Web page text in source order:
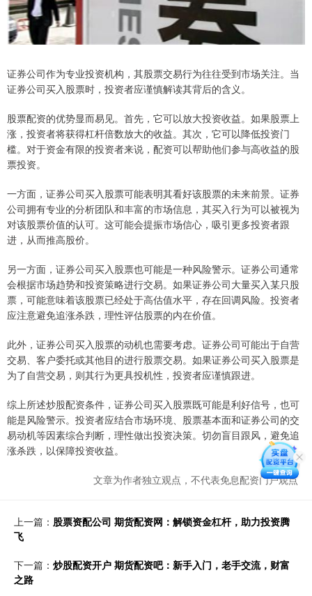
证券公司作为专业投资机构，其股票交易行为往往受到市场关注。当
证券公司买入股票时，投资者应谨慎解读其背后的含义。
股票配资的优势显而易见。首先，它可以放大投资收益。如果股票上
涨，投资者将获得杠杆倍数放大的收益。其次，它可以降低投资门
槛。对于资金有限的投资者来说，配资可以帮助他们参与高收益的股
票投资。
一方面，证券公司买入股票可能表明其看好该股票的未来前景。证券
公司拥有专业的分析团队和丰富的市场信息，其买入行为可以被视为
对该股票价值的认可。这可能会提振市场信心，吸引更多投资者跟
进，从而推高股价。
另一方面，证券公司买入股票也可能是一种风险警示。证券公司通常
会根据市场趋势和投资策略进行交易。如果证券公司大量买入某只股
票，可能意味着该股票已经处于高估值水平，存在回调风险。投资者
应注意避免追涨杀跌，理性评估股票的内在价值。
此外，证券公司买入股票的动机也需要考虑。证券公司可能出于自营
交易、客户委托或其他目的进行股票交易。如果证券公司买入股票是
为了自营交易，则其行为更具投机性，投资者应谨慎跟进。
综上所述炒股配资条件，证券公司买入股票既可能是利好信号，也可
能是风险警示。投资者应结合市场环境、股票基本面和证券公司的交
易动机等因素综合判断，理性做出投资决策。切勿盲目跟风，避免追
涨杀跌，以保障投资收益。
文章为作者独立观点，不代表免息配资门户观点
上一篇： 股票资配公司 期货配资网：解锁资金杠杆，助力投资腾
飞
下一篇： 炒股配资开户 期货配资吧：新手入门，老手交流，财富
之路